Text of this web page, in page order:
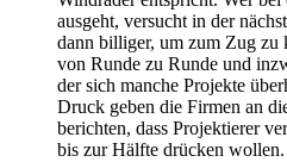
ausgeht, versucht in der
dann billiger, um zum Zug zu
von Runde zu Runde und
der sich manche Projekte
Druck geben die Firmen an
berichten, dass Projektierer
bis zur Hälfte drücken wollen.